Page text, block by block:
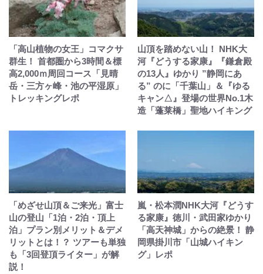
「高山植物の女王」コマクサ
群生！ 首都圏から3時間＆標
高2,000ｍ周回コース「見晴
岳・三方ヶ峰・池の平湿原」
トレッキングレポ
山頂を踏めない山！ NHK大
河『どうする家康』『鎌倉殿
の13人』ゆかり ”静岡にあ
る” のに「千葉山」＆『ゆる
キャン△』登場の世界No.1木
造「蓬莱橋」聖地ハイキング
「めざせ山頂＆ご来光」富士
山の登山「1泊・2泊・頂上
泊」プラン別メリット＆デメ
リットとは！？ ツアーも単独
も「3回登頂ライター」が解
説！
嵐・松本潤NHK大河『どうす
る家康』徳川・武田家ゆかり
「高天神城」からの絶景！ 静
岡県掛川市「山城ハイキン
グ」レポ